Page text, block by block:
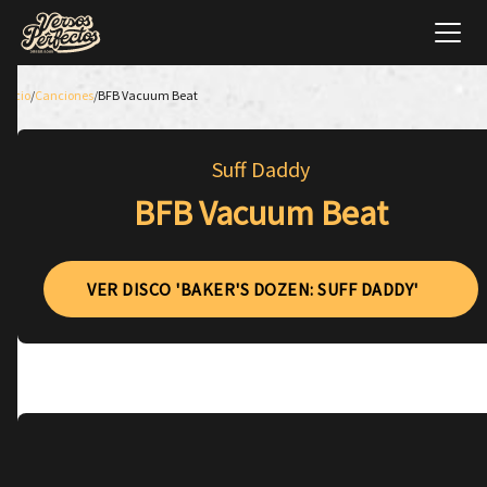
Inicio/Canciones/BFB Vacuum Beat
Suff Daddy
BFB Vacuum Beat
VER DISCO 'BAKER'S DOZEN: SUFF DADDY'